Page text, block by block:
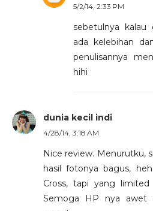
5/2/14, 2:33 PM
sebetulnya kalau
ada kelebihan
penulisannya
hihi
dunia kecil indi
4/28/14, 3:18 AM
Nice review. Menurutku,
hasil fotonya bagus,
Cross, tapi yang
Semoga HP nya awet